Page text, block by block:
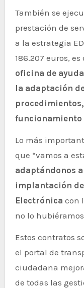
También se
prestación de
a la estrategia
186.207 euros, es
oficina de
la adaptación
funcionamiento
Lo más
que “vamos a
adaptándonos
implantación
Electrónica con
no lo
Estos contratos
el portal de
ciudadana
de todas las